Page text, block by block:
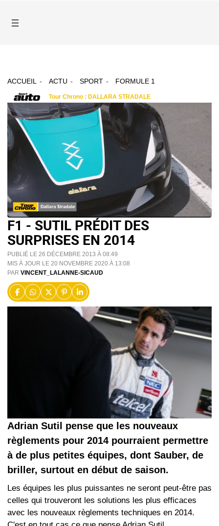
ACCUEIL ACTU SPORT FORMULE 1
F1 - SUTIL PRÉDIT DES
SURPRISES EN 2014
PUBLIÉ LE 26 DÉCEMBRE 2013 À 08:49
MIS À JOUR LE 20 NOVEMBRE 2020 À 13:08
PAR VINCENT_LALANNE-SICAUD
Adrian Sutil pense que les nouveaux
règlements pour 2014 pourraient permettre
à de plus petites équipes, dont Sauber, de
briller, surtout en début de saison.
Les équipes les plus puissantes ne seront peut-être pas
celles qui trouveront les solutions les plus efficaces
avec les nouveaux règlements techniques en 2014.